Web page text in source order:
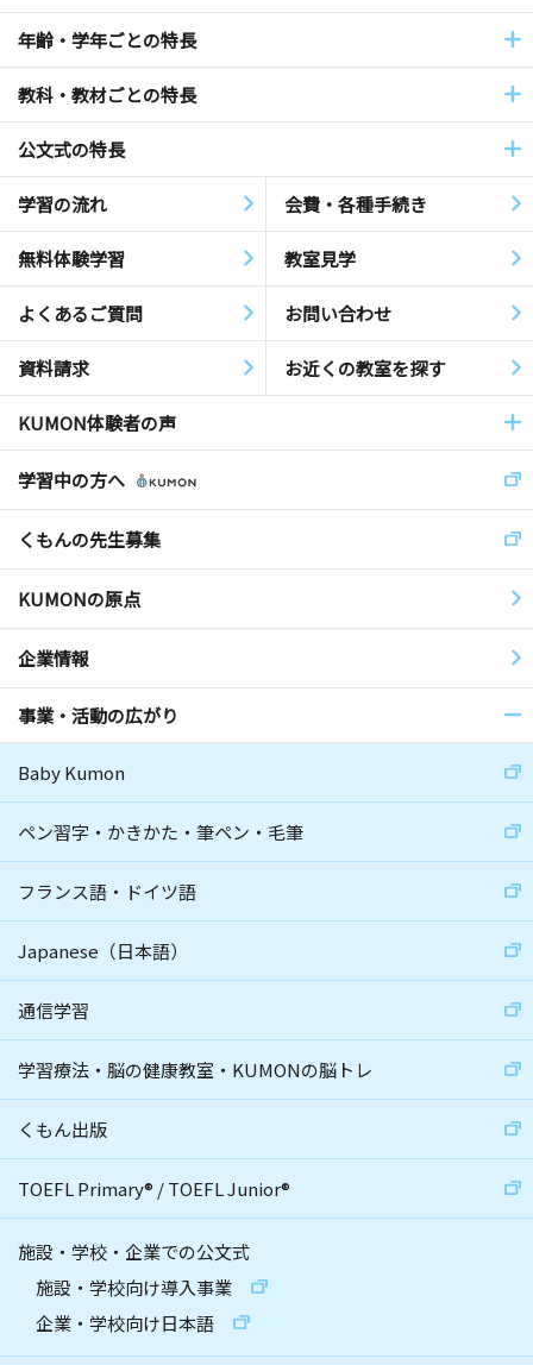
年齢・学年ごとの特長
教科・教材ごとの特長
公文式の特長
学習の流れ 会費・各種手続き
無料体験学習 教室見学
よくあるご質問 お問い合わせ
資料請求 お近くの教室を探す
KUMON体験者の声
学習中の方へ
くもんの先生募集
KUMONの原点
企業情報
事業・活動の広がり
Baby Kumon
ペン習字・かきかた・筆ペン・毛筆
フランス語・ドイツ語
Japanese（日本語）
通信学習
学習療法・脳の健康教室・KUMONの脳トレ
くもん出版
TOEFL Primary® /TOEFL Junior®
施設・学校・企業での公文式
施設・学校向け導入事業
企業・学校向け日本語